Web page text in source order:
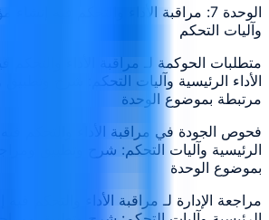
الوحدة 7: مراقبة الأداء والتحكم فيه
وآليات التحكم
متطلبات الحوكمة لـ مراقبة الأداء
الأداء الرئيسية وآليات التحكم: شرح
مرتبطة بموضوع الوحدة
فحوص الجودة في مراقبة الأداء والتحكم
الرئيسية وآليات التحكم: شرح وتطبيق
بموضوع الوحدة
مراجعة الإدارة لـ مراقبة الأداء والتحكم